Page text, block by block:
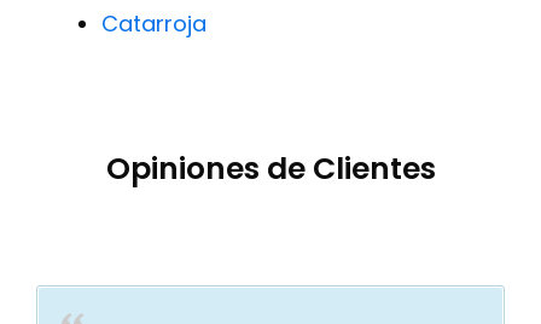
Catarroja
Opiniones de Clientes